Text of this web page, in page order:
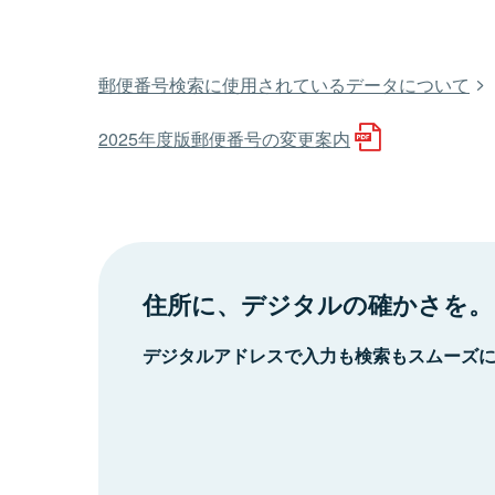
郵便番号検索に使用されているデータについて
2025年度版郵便番号の変更案内
住所に、デジタルの確かさを。
デジタルアドレスで入力も検索もスムーズ